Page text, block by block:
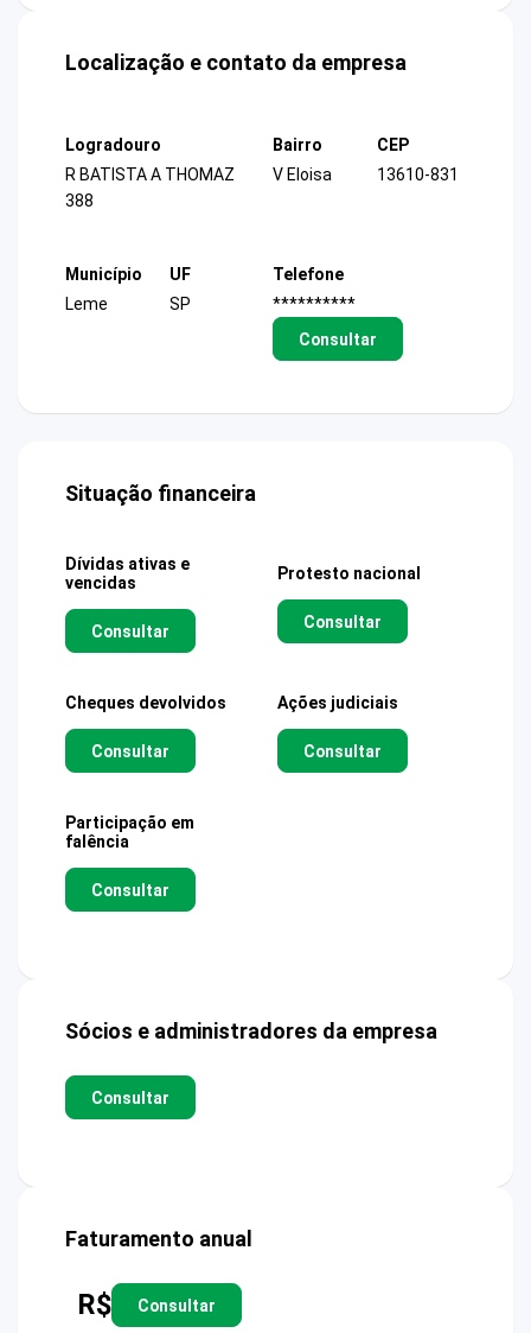
Localização e contato da empresa
Logradouro
R BATISTA A THOMAZ
388
Bairro
V Eloisa
CEP
13610-831
Município
Leme
UF
SP
Telefone
**********
Consultar
Situação financeira
Dívidas ativas e
vencidas
Consultar
Protesto nacional
Consultar
Cheques devolvidos
Consultar
Ações judiciais
Consultar
Participação em
falência
Consultar
Sócios e administradores da empresa
Consultar
Faturamento anual
R$ Consultar